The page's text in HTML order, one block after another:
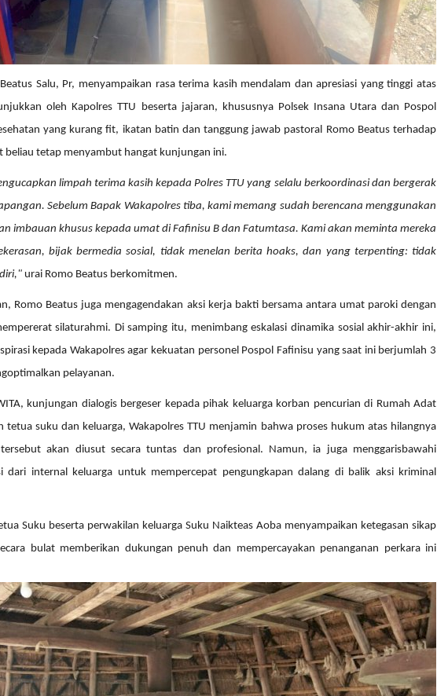
Salu, Pr, menyampaikan rasa terima kasih mendalam dan apresiasi yang tinggi atas
oleh Kapolres TTU beserta jajaran, khususnya Polsek Insana Utara dan Pospol
yang kurang fit, ikatan batin dan tanggung jawab pastoral Romo Beatus terhadap
beliau tetap menyambut hangat kunjungan ini.
limpah terima kasih kepada Polres TTU yang selalu berkoordinasi dan bergerak
Sebelum Bapak Wakapolres tiba, kami memang sudah berencana menggunakan
imbauan khusus kepada umat di Fafinisu B dan Fatumtasa. Kami akan meminta mereka
bijak bermedia sosial, tidak menelan berita hoaks, dan yang terpenting: tidak
urai Romo Beatus berkomitmen.
Romo Beatus juga mengagendakan aksi kerja bakti bersama antara umat paroki dengan
silaturahmi. Di samping itu, menimbang eskalasi dinamika sosial akhir-akhir ini,
kepada Wakapolres agar kekuatan personel Pospol Fafinisu yang saat ini berjumlah 3
pelayanan.
kunjungan dialogis bergeser kepada pihak keluarga korban pencurian di Rumah Adat
tetua suku dan keluarga, Wakapolres TTU menjamin bahwa proses hukum atas hilangnya
akan diusut secara tuntas dan profesional. Namun, ia juga menggarisbawahi
dari internal keluarga untuk mempercepat pengungkapan dalang di balik aksi kriminal
Suku beserta perwakilan keluarga Suku Naikteas Aoba menyampaikan ketegasan sikap
bulat memberikan dukungan penuh dan mempercayakan penanganan perkara ini